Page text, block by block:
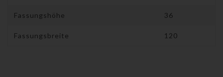
Fassungshöhe 36
Fassungsbreite 120